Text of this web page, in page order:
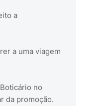
a
a uma viagem
no
da promoção.